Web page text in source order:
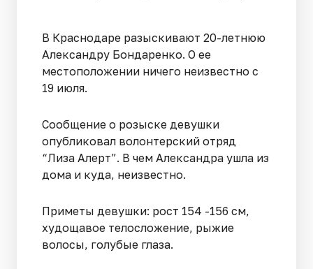
В Краснодаре разыскивают 20-летнюю
Александру Бондаренко. О ее
местоположении ничего неизвестно с
19 июля.
Сообщение о розыске девушки
опубликовал волонтерский отряд
“Лиза Алерт”. В чем Александра ушла из
дома и куда, неизвестно.
Приметы девушки: рост 154 -156 см,
худощавое телосложение, рыжие
волосы, голубые глаза.